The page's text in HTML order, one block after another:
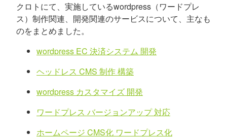
クロトにて、実施しているwordpress（ワードプレ
ス）制作関連、開発関連のサービスについて、主なも
のをまとめました。
wordpress EC 決済システム 開発
ヘッドレス CMS 制作 構築
wordpress カスタマイズ 開発
ワードプレス バージョンアップ 対応
ホームページ CMS化 ワードプレス化